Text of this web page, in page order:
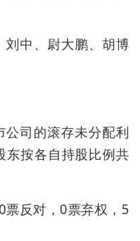
刘中、尉大鹏、胡博
司的滚存未分配利
东按各自持股比例共
反对，0票弃权，5